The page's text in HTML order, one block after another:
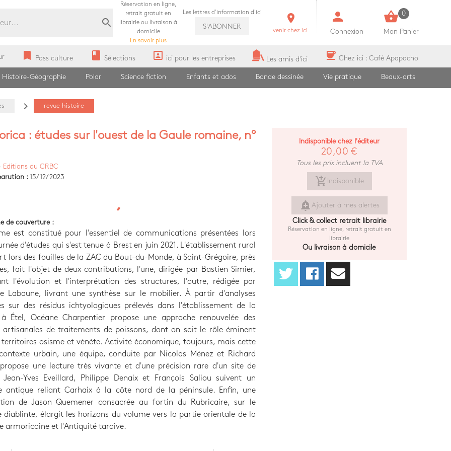
search
Réservation en ligne,
retrait gratuit en
librairie ou livraison à
domicile
En savoir plus
Les lettres d'information d'ici
S'ABONNER
room
venir chez ici
person
Connexion
shopping_basket 0
Mon Panier
bookmark Pass culture book Sélections portrait ici pour les entreprises Les amis d'ici coffee Chez ici : Café Apapacho
Histoire-Géographie Polar Science fiction Enfants et ados Bande dessinée Vie pratique Beaux-arts
navigate_next revue histoire
: études sur l'ouest de la Gaule romaine, n°
Editions du CRBC
: 15/12/2023
de couverture :
est constitué pour l'essentiel de communications présentées lors
d'études qui s'est tenue à Brest en juin 2021. L'établissement rural
lors des fouilles de la ZAC du Bout-du-Monde, à Saint-Grégoire, près
fait l'objet de deux contributions, l'une, dirigée par Bastien Simier,
l'évolution et l'interprétation des structures, l'autre, rédigée par
Labaune, livrant une synthèse sur le mobilier. À partir d'analyses
sur des résidus ichtyologiques prélevés dans l'établissement de la
à Étel, Océane Charpentier propose une approche renouvelée des
artisanales de traitements de poissons, dont on sait le rôle éminent
territoires osisme et vénète. Activité économique, toujours, mais cette
urbain, une équipe, conduite par Nicolas Ménez et Richard
propose une lecture très vivante et d'une précision rare d'un site de
Jean-Yves Eveillard, Philippe Denaix et François Saliou suivent un
antique reliant Carhaix à la côte nord de la péninsule. Enfin, une
de Jason Quemener consacrée au fortin du Rubricaire, sur le
diablinte, élargit les horizons du volume vers la partie orientale de la
armoricaine et l'Antiquité tardive.
Indisponible chez l'éditeur
20,00 €
Tous les prix incluent la TVA
add_shopping_cart Indisponible
add_alert Ajouter à mes alertes
Click & collect retrait librairie
Réservation en ligne, retrait gratuit en
librairie
Ou livraison à domicile